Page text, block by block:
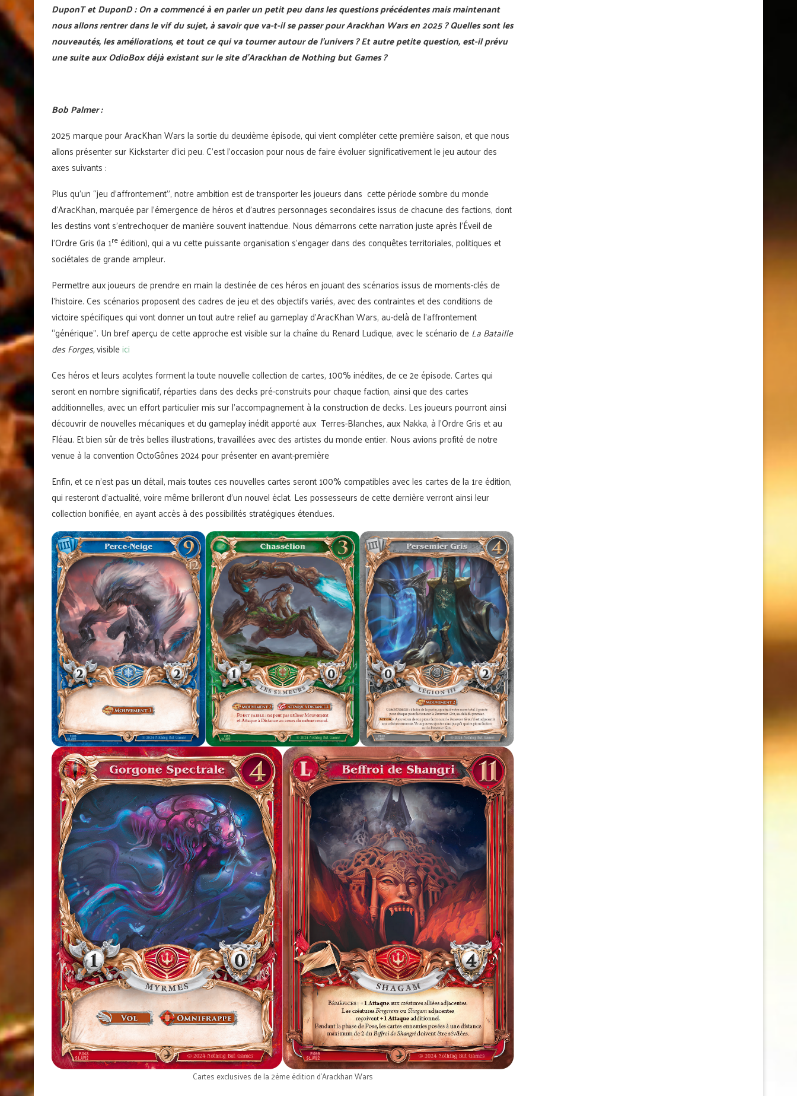
DuponT et DuponD : On a commencé à en parler un petit peu dans les questions précédentes mais maintenant
nous allons rentrer dans le vif du sujet, à savoir que va-t-il se passer pour Arackhan Wars en 2025 ? Quelles sont les
nouveautés, les améliorations, et tout ce qui va tourner autour de l’univers ? Et autre petite question, est-il prévu
une suite aux OdioBox déjà existant sur le site d’Arackhan de Nothing but Games ?
Bob Palmer :
2025 marque pour AracKhan Wars la sortie du deuxième épisode, qui vient compléter cette première saison, et que nous
allons présenter sur Kickstarter d’ici peu. C’est l’occasion pour nous de faire évoluer significativement le jeu autour des
axes suivants :
Plus qu’un “jeu d’affrontement”, notre ambition est de transporter les joueurs dans cette période sombre du monde
d’AracKhan, marquée par l’émergence de héros et d’autres personnages secondaires issus de chacune des factions, dont
les destins vont s’entrechoquer de manière souvent inattendue. Nous démarrons cette narration juste après l’Éveil de
l’Ordre Gris (la 1reédition), qui a vu cette puissante organisation s’engager dans des conquêtes territoriales, politiques et
sociétales de grande ampleur.
Permettre aux joueurs de prendre en main la destinée de ces héros en jouant des scénarios issus de moments-clés de
l’histoire. Ces scénarios proposent des cadres de jeu et des objectifs variés, avec des contraintes et des conditions de
victoire spécifiques qui vont donner un tout autre relief au gameplay d’AracKhan Wars, au-delà de l’affrontement
“générique”. Un bref aperçu de cette approche est visible sur la chaîne du Renard Ludique, avec le scénario deLa Bataille
des Forges,visibleici
Ces héros et leurs acolytes forment la toute nouvelle collection de cartes, 100% inédites, de ce 2e épisode. Cartes qui
seront en nombre significatif, réparties dans des decks pré-construits pour chaque faction, ainsi que des cartes
additionnelles, avec un effort particulier mis sur l’accompagnement à la construction de decks. Les joueurs pourront ainsi
découvrir de nouvelles mécaniques et du gameplay inédit apporté aux Terres-Blanches, aux Nakka, à l’Ordre Gris et au
Fléau. Et bien sûr de très belles illustrations, travaillées avec des artistes du monde entier. Nous avions profité de notre
venue à la convention OctoGônes 2024 pour présenter en avant-première
Enfin, et ce n’est pas un détail, mais toutes ces nouvelles cartes seront 100% compatibles avec les cartes de la 1re édition,
qui resteront d’actualité, voire même brilleront d’un nouvel éclat. Les possesseurs de cette dernière verront ainsi leur
collection bonifiée, en ayant accès à des possibilités stratégiques étendues.
Cartes exclusives de la 2ème édition d’Arackhan Wars